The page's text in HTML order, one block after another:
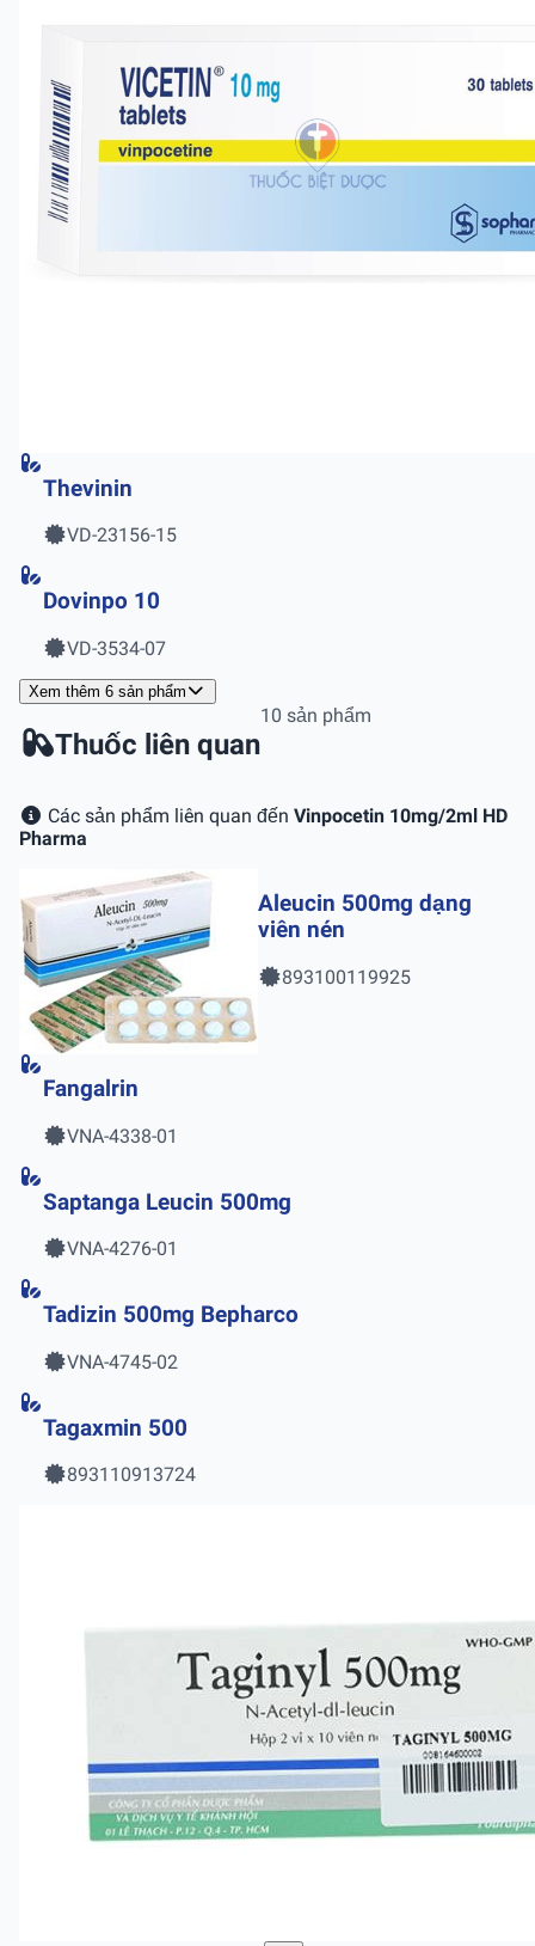
Thevinin
VD-23156-15
Dovinpo 10
VD-3534-07
Xem thêm 6 sản phẩm
Thuốc liên quan
10 sản phẩm
Các sản phẩm liên quan đến Vinpocetin 10mg/2ml HD
Pharma
Aleucin 500mg dạng
viên nén
893100119925
Fangalrin
VNA-4338-01
Saptanga Leucin 500mg
VNA-4276-01
Tadizin 500mg Bepharco
VNA-4745-02
Tagaxmin 500
893110913724